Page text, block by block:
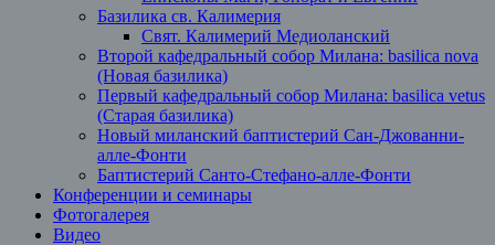
Базилика св. Калимерия
Свят. Калимерий Медиоланский
Второй кафедральный собор Милана: basilica nova
(Новая базилика)
Первый кафедральный собор Милана: basilica vetus
(Старая базилика)
Новый миланский баптистерий Сан-Джованни-
алле-Фонти
Баптистерий Санто-Стефано-алле-Фонти
Конференции и семинары
Фотогалерея
Видео